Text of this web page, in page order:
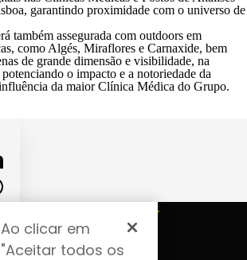
garantindo proximidade com o universo de
também assegurada com outdoors em
como Algés, Miraflores e Carnaxide, bem
de grande dimensão e visibilidade, na
o impacto e a notoriedade da
da maior Clínica Médica do Grupo.
Acompanhe-
Ao clicar em
"Aceitar todos os